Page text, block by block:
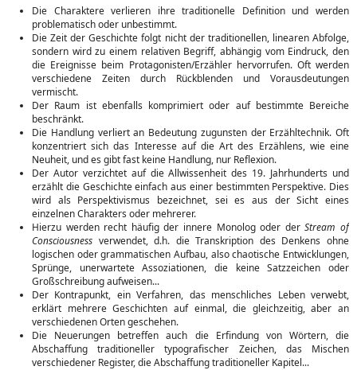
Die Charaktere verlieren ihre traditionelle Definition und werden
problematisch oder unbestimmt.
Die Zeit der Geschichte folgt nicht der traditionellen, linearen Abfolge,
sondern wird zu einem relativen Begriff, abhängig vom Eindruck, den
die Ereignisse beim Protagonisten/Erzähler hervorrufen. Oft werden
verschiedene Zeiten durch Rückblenden und Vorausdeutungen
vermischt.
Der Raum ist ebenfalls komprimiert oder auf bestimmte Bereiche
beschränkt.
Die Handlung verliert an Bedeutung zugunsten der Erzähltechnik. Oft
konzentriert sich das Interesse auf die Art des Erzählens, wie eine
Neuheit, und es gibt fast keine Handlung, nur Reflexion.
Der Autor verzichtet auf die Allwissenheit des 19. Jahrhunderts und
erzählt die Geschichte einfach aus einer bestimmten Perspektive. Dies
wird als Perspektivismus bezeichnet, sei es aus der Sicht eines
einzelnen Charakters oder mehrerer.
Hierzu werden recht häufig der innere Monolog oder derStream of
Consciousness verwendet, d.h. die Transkription des Denkens ohne
logischen oder grammatischen Aufbau, also chaotische Entwicklungen,
Sprünge, unerwartete Assoziationen, die keine Satzzeichen oder
Großschreibung aufweisen...
Der Kontrapunkt, ein Verfahren, das menschliches Leben verwebt,
erklärt mehrere Geschichten auf einmal, die gleichzeitig, aber an
verschiedenen Orten geschehen.
Die Neuerungen betreffen auch die Erfindung von Wörtern, die
Abschaffung traditioneller typografischer Zeichen, das Mischen
verschiedener Register, die Abschaffung traditioneller Kapitel...